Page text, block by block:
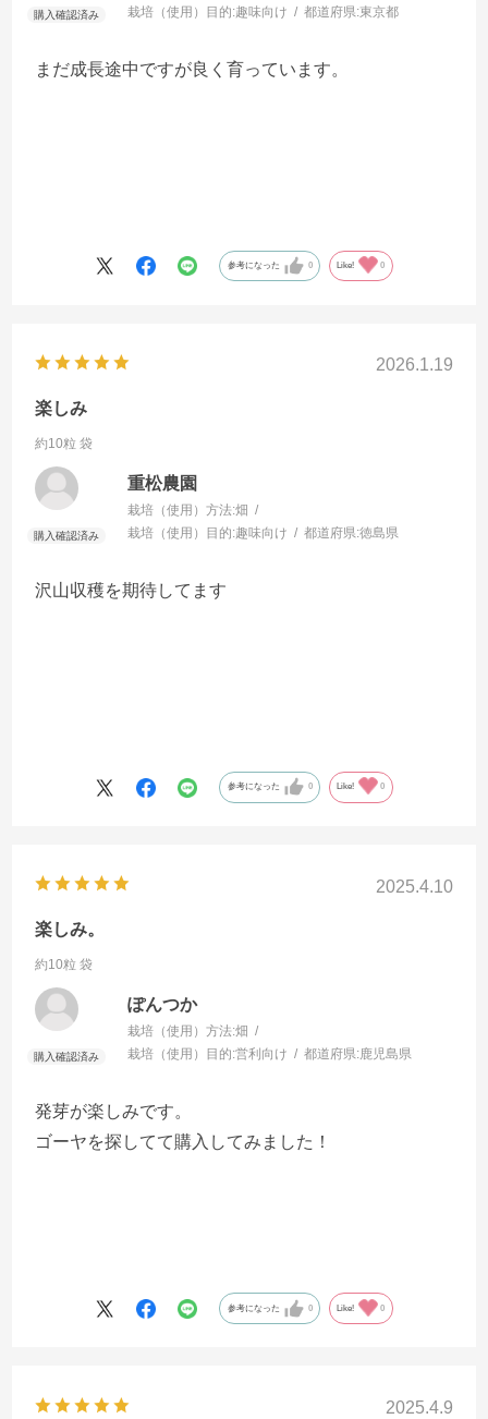
栽培（使用）目的:趣味向け 都道府県:東京都
まだ成長途中ですが良く育っています。
参考になった 0 Like! 0
2026.1.19
楽しみ
約10粒 袋
重松農園
栽培（使用）方法:畑
栽培（使用）目的:趣味向け 都道府県:徳島県
沢山収穫を期待してます
参考になった 0 Like! 0
2025.4.10
楽しみ。
約10粒 袋
ぽんつか
栽培（使用）方法:畑
栽培（使用）目的:営利向け 都道府県:鹿児島県
発芽が楽しみです。
ゴーヤを探してて購入してみました！
参考になった 0 Like! 0
2025.4.9